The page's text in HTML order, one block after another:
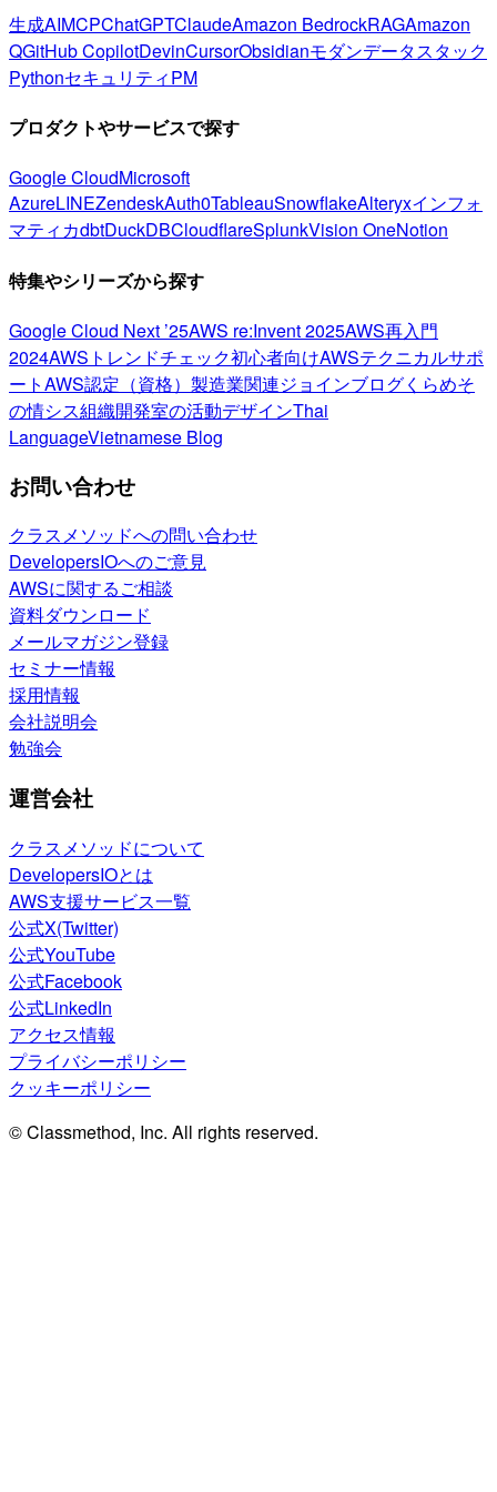
生成AIMCPChatGPTClaudeAmazon BedrockRAGAmazon
QGitHub CopilotDevinCursorObsidianモダンデータスタック
PythonセキュリティPM
プロダクトやサービスで探す
Google CloudMicrosoft
AzureLINEZendeskAuth0TableauSnowflakeAlteryxインフォ
マティカdbtDuckDBCloudflareSplunkVision OneNotion
特集やシリーズから探す
Google Cloud Next ’25AWS re:Invent 2025AWS再入門
2024AWSトレンドチェック初心者向けAWSテクニカルサポ
ートAWS認定（資格） 製造業関連ジョインブログくらめそ
の情シス組織開発室の活動デザインThai
LanguageVietnamese Blog
お問い合わせ
クラスメソッドへの問い合わせ
DevelopersIOへのご意見
AWSに関するご相談
資料ダウンロード
メールマガジン登録
セミナー情報
採用情報
会社説明会
勉強会
運営会社
クラスメソッドについて
DevelopersIOとは
AWS支援サービス一覧
公式X(Twitter)
公式YouTube
公式Facebook
公式LinkedIn
アクセス情報
プライバシーポリシー
クッキーポリシー
© Classmethod, Inc. All rights reserved.